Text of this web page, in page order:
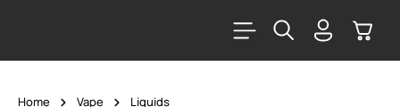
Home Vape Liquids